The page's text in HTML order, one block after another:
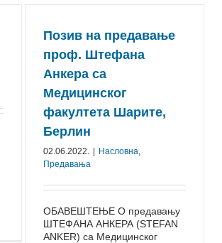
Позив на предавање
проф. Штефана
Анкера са
Медицинског
факултета Шарите,
Берлин
02.06.2022. Насловна,
Предавања
ОБАВЕШТЕЊЕ О предавању
ШТЕФАНА АНКЕРА (STEFAN
ANKER) са Медицинског